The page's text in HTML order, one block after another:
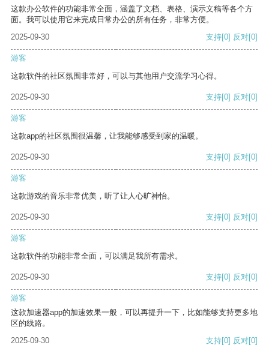
这款办公软件的功能非常全面，涵盖了文档、表格、演示文稿等各个方
面。我可以使用它来完成日常办公的所有任务，非常方便。
2025-09-30
支持[0] 反对[0]
游客
这款软件的社区氛围非常好，可以与其他用户交流学习心得。
2025-09-30 支持[0] 反对[0]
游客
这款app的社区氛围很温馨，让我能够感受到家的温暖。
2025-09-30 支持[0] 反对[0]
游客
这款游戏的音乐非常优美，听了让人心旷神怡。
2025-09-30 支持[0] 反对[0]
游客
这款软件的功能非常全面，可以满足我所有需求。
2025-09-30 支持[0] 反对[0]
游客
这款加速器app的加速效果一般，可以再提升一下，比如能够支持更多地
区的线路。
2025-09-30
支持[0] 反对[0]